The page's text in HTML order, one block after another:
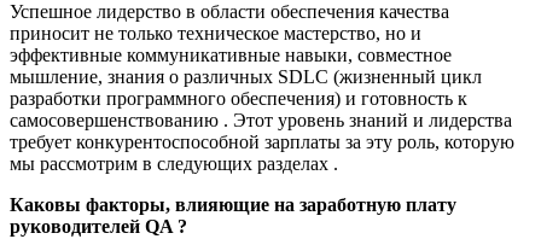
Успешное лидерство в области обеспечения качества
приносит не только техническое мастерство, но и
эффективные коммуникативные навыки, совместное
мышление, знания о различных SDLC (жизненный цикл
разработки программного обеспечения) и готовность к
самосовершенствованию . Этот уровень знаний и лидерства
требует конкурентоспособной зарплаты за эту роль, которую
мы рассмотрим в следующих разделах .
Каковы факторы, влияющие на заработную плату
руководителей QA ?